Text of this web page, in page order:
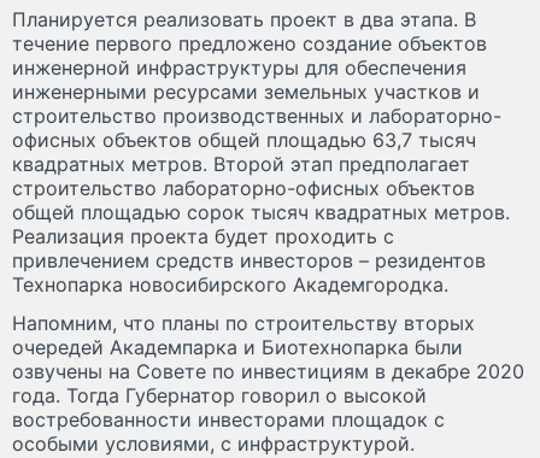
Планируется реализовать проект в два этапа. В
течение первого предложено создание объектов
инженерной инфраструктуры для обеспечения
инженерными ресурсами земельных участков и
строительство производственных и лабораторно-
офисных объектов общей площадью 63,7 тысяч
квадратных метров. Второй этап предполагает
строительство лабораторно-офисных объектов
общей площадью сорок тысяч квадратных метров.
Реализация проекта будет проходить с
привлечением средств инвесторов – резидентов
Технопарка новосибирского Академгородка.
Напомним, что планы по строительству вторых
очередей Академпарка и Биотехнопарка были
озвучены на Совете по инвестициям в декабре 2020
года. Тогда Губернатор говорил о высокой
востребованности инвесторами площадок с
особыми условиями, с инфраструктурой.